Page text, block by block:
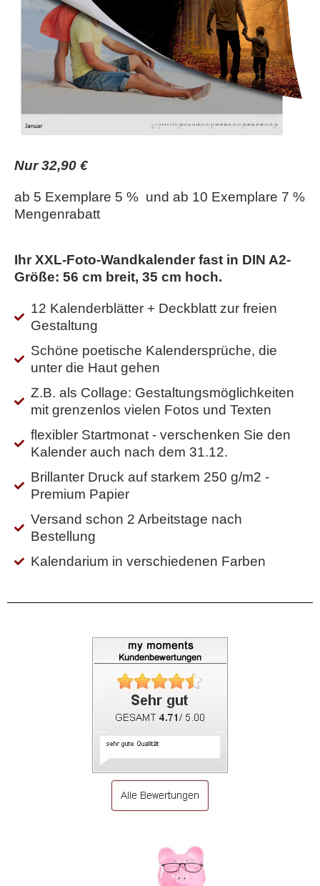
Nur 32,90 €
ab 5 Exemplare 5 % und ab 10 Exemplare 7 %
Mengenrabatt
Ihr XXL-Foto-Wandkalender fast in DIN A2-
Größe: 56 cm breit, 35 cm hoch.
12 Kalenderblätter + Deckblatt zur freien
Gestaltung
Schöne poetische Kalendersprüche, die
unter die Haut gehen
Z.B. als Collage: Gestaltungsmöglichkeiten
mit grenzenlos vielen Fotos und Texten
flexibler Startmonat - verschenken Sie den
Kalender auch nach dem 31.12.
Brillanter Druck auf starkem 250 g/m2 -
Premium Papier
Versand schon 2 Arbeitstage nach
Bestellung
Kalendarium in verschiedenen Farben